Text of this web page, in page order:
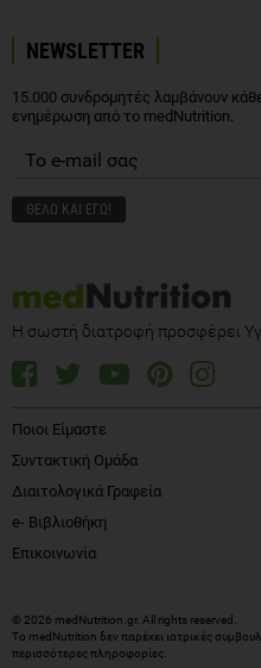
NEWSLETTER
15.000 συνδρομητές λαμβάνουν
ενημέρωση από το medNutrition.
Η σωστή διατροφή προσφέρει
Ποιοι Είμαστε
Συντακτική Ομάδα
Διαιτολογικά Γραφεία
e- Βιβλιοθήκη
Επικοινωνία
© 2026 medNutrition.gr. All rights reserved.
Το medNutrition δεν παρέχει ιατρικές
περισσότερες πληροφορίες